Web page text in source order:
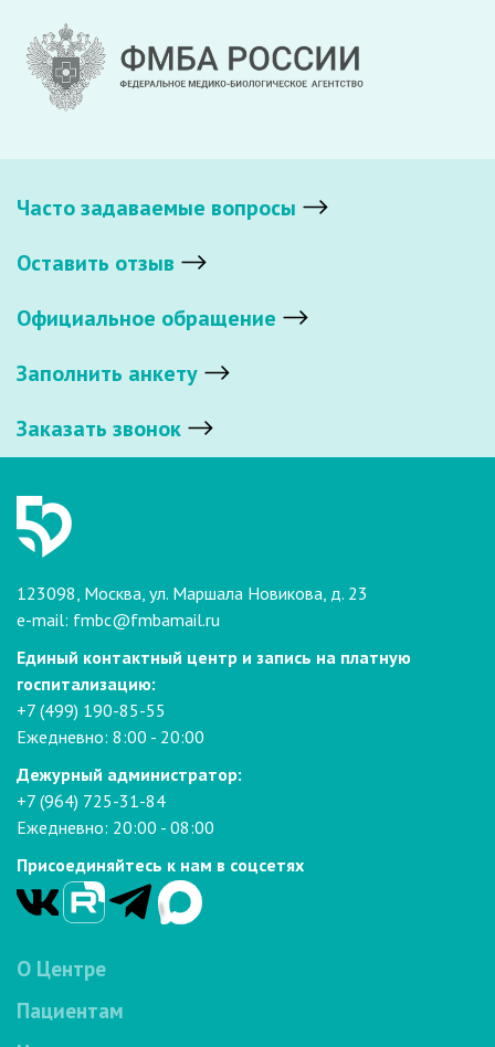
Часто задаваемые вопросы
Оставить отзыв
Официальное обращение
Заполнить анкету
Заказать звонок
123098, Москва, ул. Маршала Новикова, д. 23
e-mail: fmbc@fmbamail.ru
Единый контактный центр и запись на платную
госпитализацию:
+7 (499) 190-85-55
Ежедневно: 8:00 - 20:00
Дежурный администратор:
+7 (964) 725-31-84
Ежедневно: 20:00 - 08:00
Присоединяйтесь к нам в соцсетях
О Центре
Пациентам